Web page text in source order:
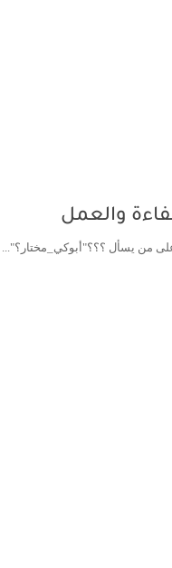
والعمل
من يسأل ؟؟؟"أبوكي_مختار؟"...